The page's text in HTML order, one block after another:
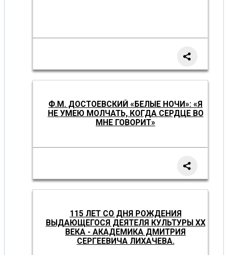
Ф.М. ДОСТОЕВСКИЙ «БЕЛЫЕ НОЧИ»: «Я
НЕ УМЕЮ МОЛЧАТЬ, КОГДА СЕРДЦЕ ВО
МНЕ ГОВОРИТ»
115 ЛЕТ СО ДНЯ РОЖДЕНИЯ
ВЫДАЮЩЕГОСЯ ДЕЯТЕЛЯ КУЛЬТУРЫ XX
ВЕКА - АКАДЕМИКА ДМИТРИЯ
СЕРГЕЕВИЧА ЛИХАЧЕВА.